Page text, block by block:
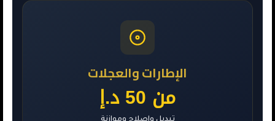
الإطارات والعجلات
من 50 د.إ